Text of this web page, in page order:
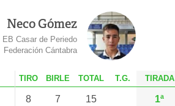
Neco Gómez
EB Casar de Periedo
Federación Cántabra
T IRO B IRLE TOTAL T.G. TIRADA
8 7 15 1ª